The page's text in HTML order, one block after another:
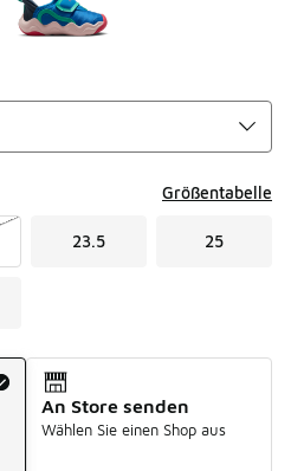
Größentabelle
23.5 25
An Store senden
Wählen Sie einen Shop aus